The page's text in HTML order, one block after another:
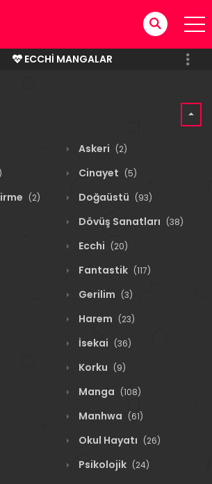
ECCHI MANGALAR
Askeri (2)
Cinayet (5)
(2) Doğaüstü (93)
Dövüş Sanatları (38)
Ecchi (20)
Fantastik (117)
Gerilim (3)
Harem (23)
İsekai (36)
Korku (9)
Manga (108)
Manhwa (61)
Okul Hayatı (26)
Psikolojik (24)